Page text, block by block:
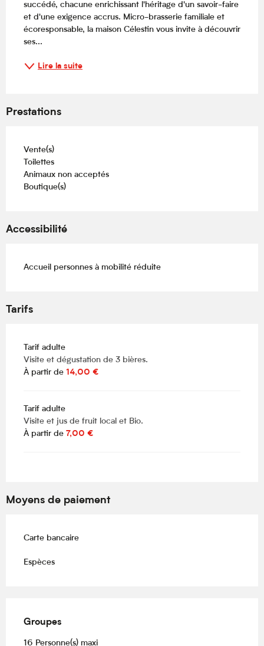
succédé, chacune enrichissant l'héritage d'un savoir-faire
et d'une exigence accrus. Micro-brasserie familiale et
écoresponsable, la maison Célestin vous invite à découvrir
ses...
Lire la suite
Prestations
Vente(s)
Toilettes
Animaux non acceptés
Boutique(s)
Accessibilité
Accueil personnes à mobilité réduite
Tarifs
Tarif adulte
Visite et dégustation de 3 bières.
À partir de 14,00 €
Tarif adulte
Visite et jus de fruit local et Bio.
À partir de 7,00 €
Moyens de paiement
Carte bancaire
Espèces
Groupes
Groupes
16 Personne(s) maxi